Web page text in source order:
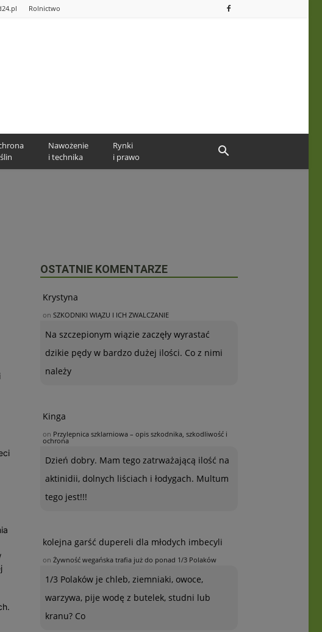
Rolnictwo
Nawożenie
i technika
Rynki
i prawo
OSTATNIE KOMENTARZE
Krystyna
on SZKODNIKI WIĄZU I ICH ZWALCZANIE
Na szczepionym wiązie zaczęły wyrastać
dzikie pędy w bardzo dużej ilości. Co z nimi
należy
Kinga
on Przylepnica szklarniowa – opis szkodnika, szkodliwość i
ochrona
Dzień dobry. Mam tego zatrważającą ilość na
aktinidii, dolnych liściach i łodygach. Multum
tego jest!!!
kolejna garść dupereli dla młodych imbecyli
on Żywność wegańska trafia już do ponad 1/3 Polaków
1/3 Polaków je chleb, ziemniaki, owoce,
warzywa, pije wodę z butelek, studni lub
kranu? Co